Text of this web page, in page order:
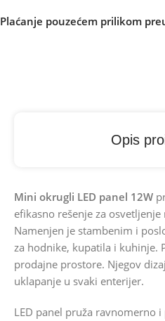
Plaćanje pouzećem prilikom
Opis
Mini okrugli LED panel 12W
efikasno rešenje za
Namenjen je stambenim i
za hodnike, kupatila i kuhinje.
prodajne prostore. Njegov
uklapanje u svaki enterijer.
LED panel pruža ravnomerno